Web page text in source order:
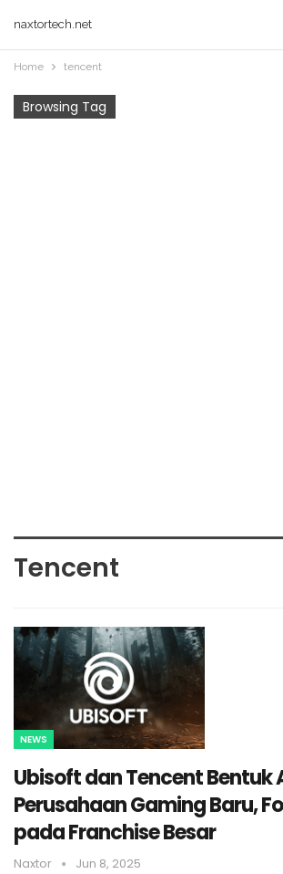
naxtortech.net
Home tencent
Browsing Tag
Tencent
NEWS
Ubisoft dan Tencent Bentuk
Perusahaan Gaming Baru,
pada Franchise Besar
Naxtor Jun 8, 2025